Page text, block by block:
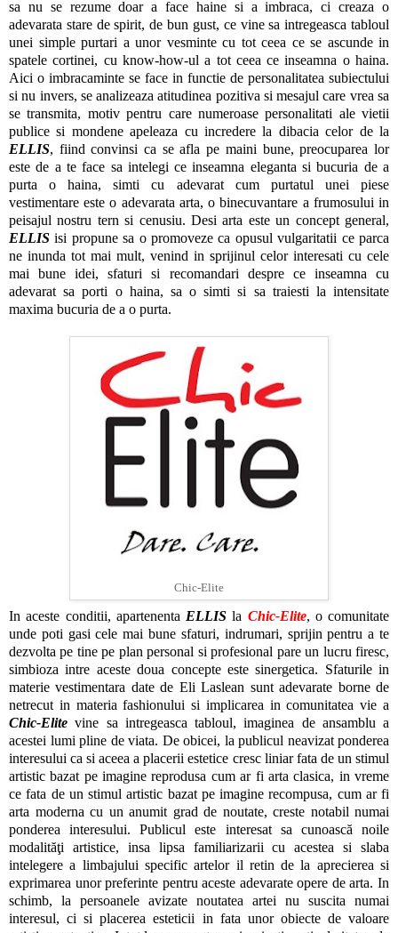
sa nu se rezume doar a face haine si a imbraca, ci creaza o
adevarata stare de spirit, de bun gust, ce vine sa intregeasca tabloul
unei simple purtari a unor vesminte cu tot ceea ce se ascunde in
spatele cortinei, cu know-how-ul a tot ceea ce inseamna o haina.
Aici o imbracaminte se face in functie de personalitatea subiectului
si nu invers, se analizeaza atitudinea pozitiva si mesajul care vrea sa
se transmita, motiv pentru care numeroase personalitati ale vietii
publice si mondene apeleaza cu incredere la dibacia celor de la
ELLIS, fiind convinsi ca se afla pe maini bune, preocuparea lor
este de a te face sa intelegi ce inseamna eleganta si bucuria de a
purta o haina, simti cu adevarat cum purtatul unei piese
vestimentare este o adevarata arta, o binecuvantare a frumosului in
peisajul nostru tern si cenusiu. Desi arta este un concept general,
ELLIS isi propune sa o promoveze ca opusul vulgaritatii ce parca
ne inunda tot mai mult, venind in sprijinul celor interesati cu cele
mai bune idei, sfaturi si recomandari despre ce inseamna cu
adevarat sa porti o haina, sa o simti si sa traiesti la intensitate
maxima bucuria de a o purta.
Chic-Elite
In aceste conditii, apartenenta ELLIS la Chic-Elite, o comunitate
unde poti gasi cele mai bune sfaturi, indrumari, sprijin pentru a te
dezvolta pe tine pe plan personal si profesional pare un lucru firesc,
simbioza intre aceste doua concepte este sinergetica. Sfaturile in
materie vestimentara date de Eli Laslean sunt adevarate borne de
netrecut in materia fashionului si implicarea in comunitatea vie a
Chic-Elite vine sa intregeasca tabloul, imaginea de ansamblu a
acestei lumi pline de viata. De obicei, la publicul neavizat ponderea
interesului ca si aceea a placerii estetice cresc liniar fata de un stimul
artistic bazat pe imagine reprodusa cum ar fi arta clasica, in vreme
ce fata de un stimul artistic bazat pe imagine recompusa, cum ar fi
arta moderna cu un anumit grad de noutate, creste notabil numai
ponderea interesului. Publicul este interesat sa cunoască noile
modalităţi artistice, insa lipsa familiarizarii cu acestea si slaba
intelegere a limbajului specific artelor il retin de la aprecierea si
exprimarea unor preferinte pentru aceste adevarate opere de arta. In
schimb, la persoanele avizate noutatea artei nu suscita numai
interesul, ci si placerea esteticii in fata unor obiecte de valoare